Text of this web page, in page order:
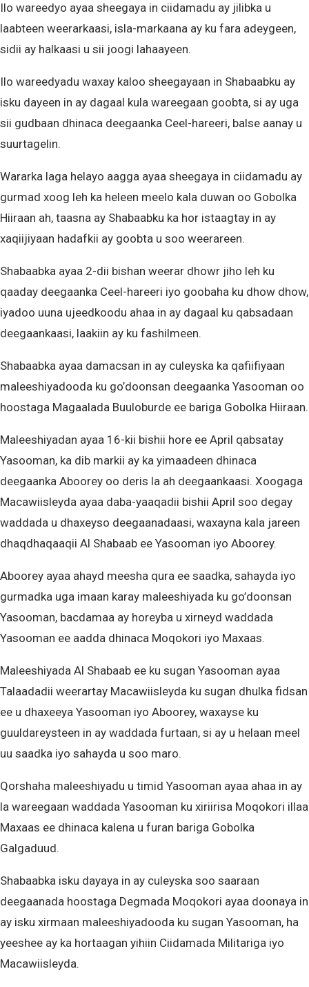
Ilo wareedyo ayaa sheegaya in ciidamadu ay jilibka u
laabteen weerarkaasi, isla-markaana ay ku fara adeygeen,
sidii ay halkaasi u sii joogi lahaayeen.
Ilo wareedyadu waxay kaloo sheegayaan in Shabaabku ay
isku dayeen in ay dagaal kula wareegaan goobta, si ay uga
sii gudbaan dhinaca deegaanka Ceel-hareeri, balse aanay u
suurtagelin.
Wararka laga helayo aagga ayaa sheegaya in ciidamadu ay
gurmad xoog leh ka heleen meelo kala duwan oo Gobolka
Hiiraan ah, taasna ay Shabaabku ka hor istaagtay in ay
xaqiijiyaan hadafkii ay goobta u soo weerareen.
Shabaabka ayaa 2-dii bishan weerar dhowr jiho leh ku
qaaday deegaanka Ceel-hareeri iyo goobaha ku dhow dhow,
iyadoo uuna ujeedkoodu ahaa in ay dagaal ku qabsadaan
deegaankaasi, laakiin ay ku fashilmeen.
Shabaabka ayaa damacsan in ay culeyska ka qafiifiyaan
maleeshiyadooda ku go’doonsan deegaanka Yasooman oo
hoostaga Magaalada Buuloburde ee bariga Gobolka Hiiraan.
Maleeshiyadan ayaa 16-kii bishii hore ee April qabsatay
Yasooman, ka dib markii ay ka yimaadeen dhinaca
deegaanka Aboorey oo deris la ah deegaankaasi. Xoogaga
Macawiisleyda ayaa daba-yaaqadii bishii April soo degay
waddada u dhaxeyso deegaanadaasi, waxayna kala jareen
dhaqdhaqaaqii Al Shabaab ee Yasooman iyo Aboorey.
Aboorey ayaa ahayd meesha qura ee saadka, sahayda iyo
gurmadka uga imaan karay maleeshiyada ku go’doonsan
Yasooman, bacdamaa ay horeyba u xirneyd waddada
Yasooman ee aadda dhinaca Moqokori iyo Maxaas.
Maleeshiyada Al Shabaab ee ku sugan Yasooman ayaa
Talaadadii weerartay Macawiisleyda ku sugan dhulka fidsan
ee u dhaxeeya Yasooman iyo Aboorey, waxayse ku
guuldareysteen in ay waddada furtaan, si ay u helaan meel
uu saadka iyo sahayda u soo maro.
Qorshaha maleeshiyadu u timid Yasooman ayaa ahaa in ay
la wareegaan waddada Yasooman ku xiriirisa Moqokori illaa
Maxaas ee dhinaca kalena u furan bariga Gobolka
Galgaduud.
Shabaabka isku dayaya in ay culeyska soo saaraan
deegaanada hoostaga Degmada Moqokori ayaa doonaya in
ay isku xirmaan maleeshiyadooda ku sugan Yasooman, ha
yeeshee ay ka hortaagan yihiin Ciidamada Militariga iyo
Macawiisleyda.